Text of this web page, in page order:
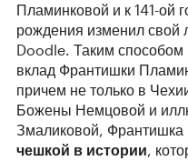
Пламинковой и к 141-ой
рождения изменил свой
Doodle. Таким
вклад Франтишки
причем не только в
Божены Немцовой и
Змаликовой, Франтишка
чешкой в истории,